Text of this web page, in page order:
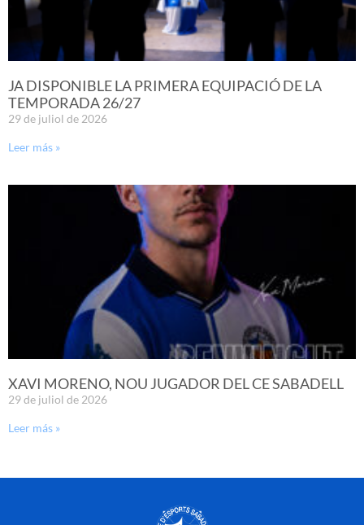
JA DISPONIBLE LA PRIMERA EQUIPACIÓ DE LA
TEMPORADA 26/27
29 de juliol de 2026
Leer más »
XAVI MORENO, NOU JUGADOR DEL CE SABADELL
29 de juliol de 2026
Leer más »